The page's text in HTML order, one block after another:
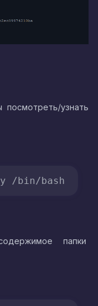
узнать
папки